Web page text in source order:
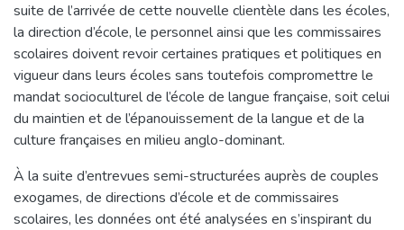
suite de l’arrivée de cette nouvelle clientèle dans les écoles,
la direction d’école, le personnel ainsi que les commissaires
scolaires doivent revoir certaines pratiques et politiques en
vigueur dans leurs écoles sans toutefois compromettre le
mandat socioculturel de l’école de langue française, soit celui
du maintien et de l’épanouissement de la langue et de la
culture françaises en milieu anglo-dominant.
À la suite d’entrevues semi-structurées auprès de couples
exogames, de directions d’école et de commissaires
scolaires, les données ont été analysées en s’inspirant du